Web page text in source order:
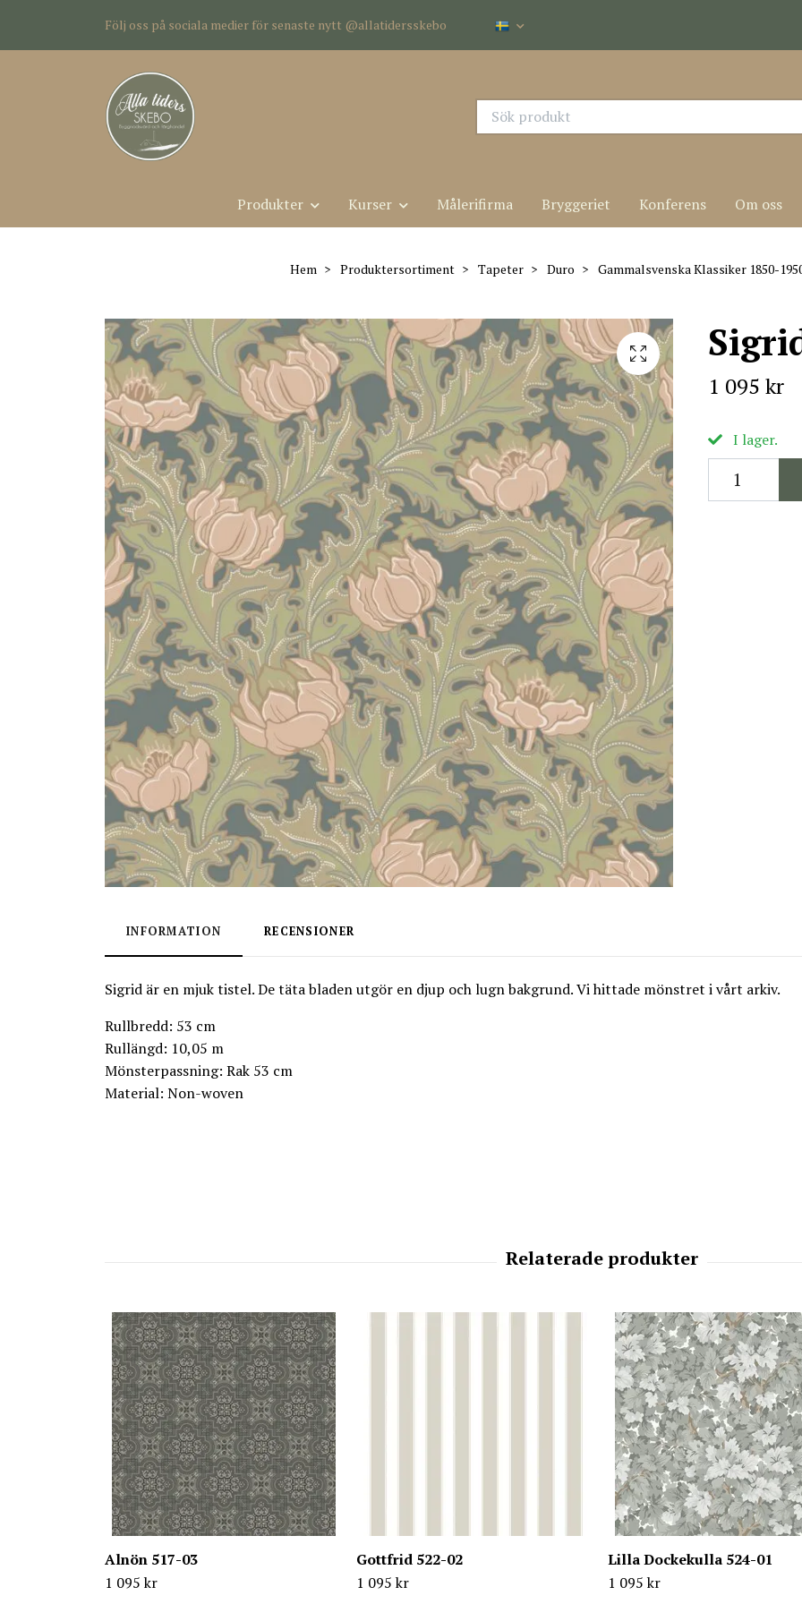
Följ oss på sociala medier för senaste nytt @allatidersskebo
Produkter Kurser Målerifirma Bryggeriet Konferens Om oss
Hem Produktersortiment Tapeter Duro Gammalsvenska Klassiker 1850-
1 095 kr
I lager.
INFORMATION RECENSIONER
Sigrid är en mjuk tistel. De täta bladen utgör en djup och lugn bakgrund. Vi hittade mönstret i vårt arkiv.
Rullbredd: 53 cm
Rullängd: 10,05 m
Mönsterpassning: Rak 53 cm
Material: Non-woven
Alnön 517-03
1 095 kr
Gottfrid 522-02
1 095 kr
Lilla Dockekulla 524-01
1 095 kr